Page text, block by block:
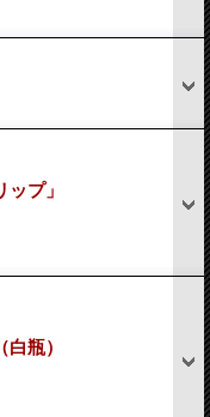
プ」
瓶）